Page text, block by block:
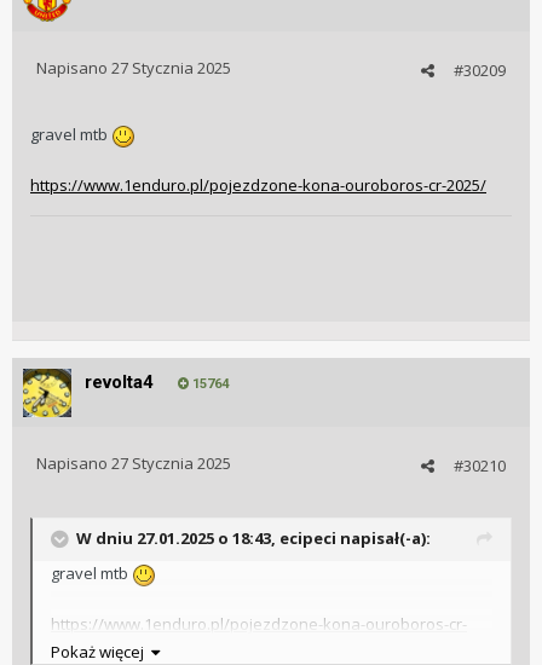
#30209
Napisano 27 Stycznia 2025
gravel mtb
https://www.1enduro.pl/pojezdzone-kona-ouroboros-cr-2025/
revolta4 15764
#30210
Napisano 27 Stycznia 2025
W dniu 27.01.2025 o 18:43, ecipeci napisał(-a):
gravel mtb
https://www.1enduro.pl/pojezdzone-kona-ouroboros-cr-
2025/
Pokaż więcej